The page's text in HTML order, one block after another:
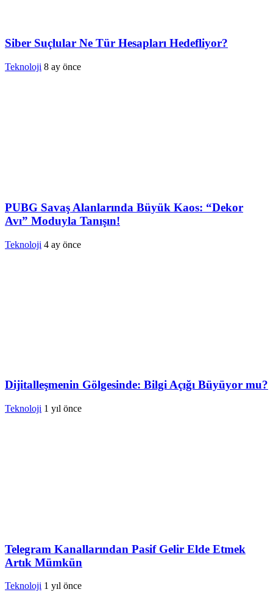
Siber Suçlular Ne Tür Hesapları Hedefliyor?
Teknoloji 8 ay önce
PUBG Savaş Alanlarında Büyük Kaos: “Dekor
Avı” Moduyla Tanışın!
Teknoloji 4 ay önce
Dijitalleşmenin Gölgesinde: Bilgi Açığı Büyüyor mu?
Teknoloji 1 yıl önce
Telegram Kanallarından Pasif Gelir Elde Etmek
Artık Mümkün
Teknoloji 1 yıl önce